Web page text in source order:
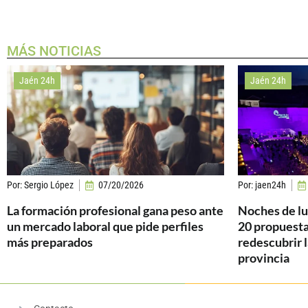
MÁS NOTICIAS
Jaén 24h
Por:Sergio López 07/20/2026
La formación profesional gana peso ante
un mercado laboral que pide perfiles
más preparados
Jaén 24h
Por: jaen24h
Noches de
20
redescubrir
provincia